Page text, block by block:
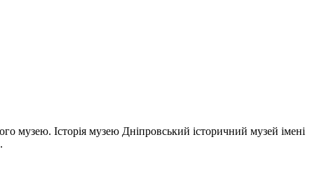
музею. Історія музею Дніпровський історичний музей імені